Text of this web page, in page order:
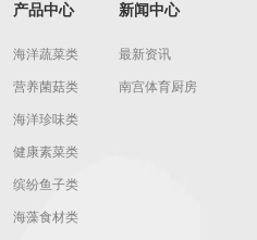
产品中心
海洋蔬菜类
营养菌菇类
海洋珍味类
健康素菜类
缤纷鱼子类
海藻食材类
新闻中心
最新资讯
南宫体育厨房